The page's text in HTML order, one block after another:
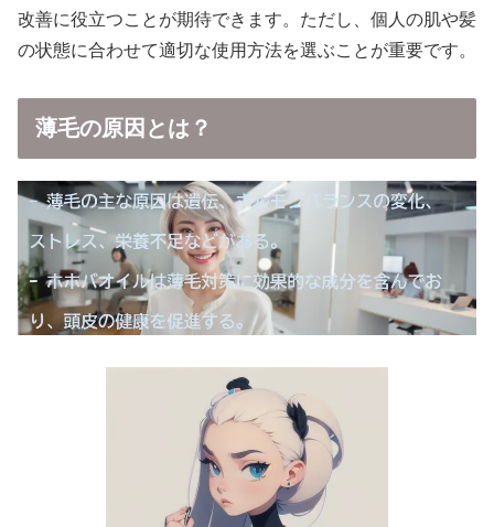
改善に役立つことが期待できます。ただし、個人の肌や髪
の状態に合わせて適切な使用方法を選ぶことが重要です。
薄毛の原因とは？